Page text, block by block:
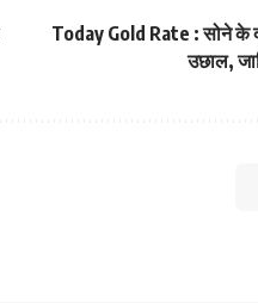
Today Gold Rate : सोने के
उछाल,